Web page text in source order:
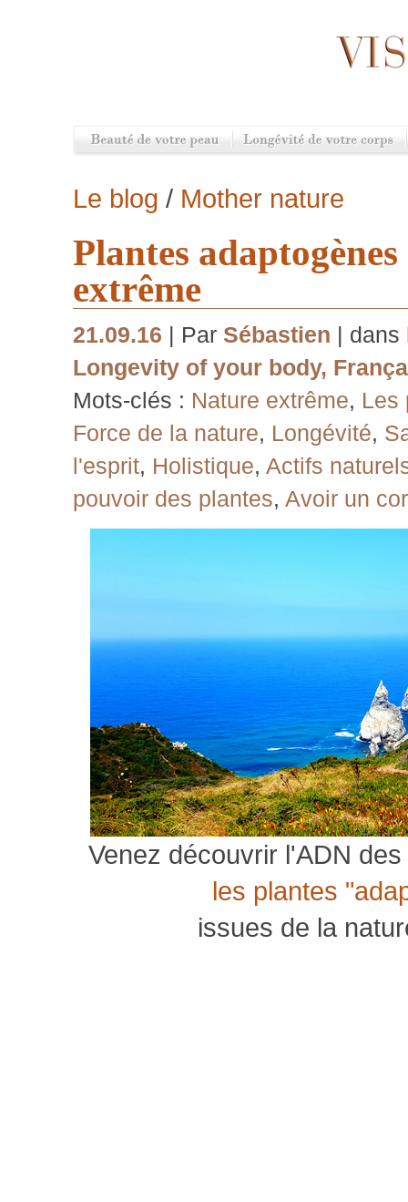
Le blog / Mother nature
Plantes
extrême
21.09.16 | Par Sébastien | dans
Longevity of your body,
Mots-clés : Nature extrême, Les
Force de la nature, Longévité,
l'esprit, Holistique, Actifs
pouvoir des plantes, Avoir un
Venez découvrir l'ADN
les plantes
issues de la